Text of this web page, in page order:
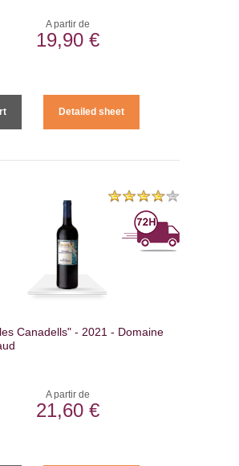
A partir de
19,90 €
Detailed sheet
Canadells" - 2021 - Domaine
A partir de
21,60 €